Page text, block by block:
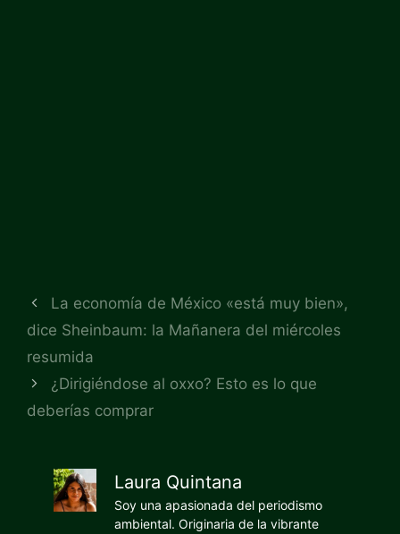
La economía de México «está muy bien»,
dice Sheinbaum: la Mañanera del miércoles
resumida
¿Dirigiéndose al oxxo? Esto es lo que
deberías comprar
Laura Quintana
Soy una apasionada del periodismo
ambiental. Originaria de la vibrante